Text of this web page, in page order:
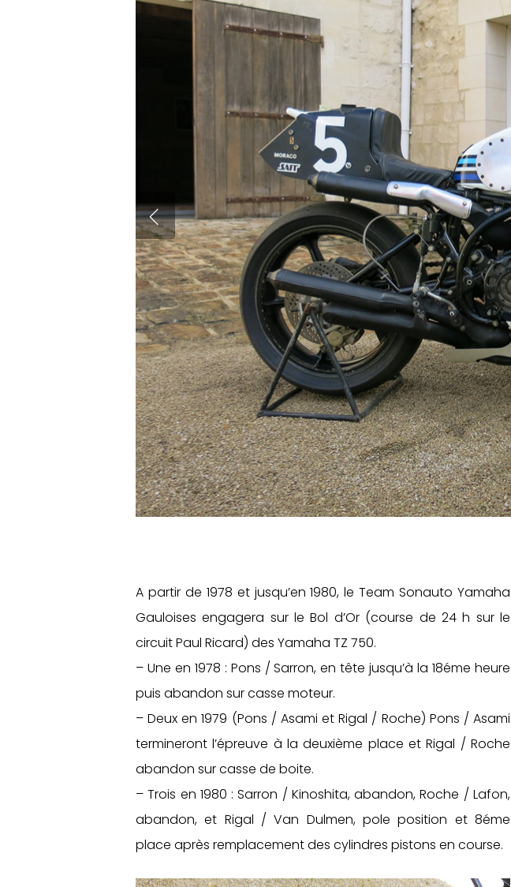
A partir de 1978 et jusqu’en 1980, le Team Sonauto Yamaha
Gauloises engagera sur le Bol d’Or (course de 24 h sur le
circuit Paul Ricard) des Yamaha TZ 750.
– Une en 1978 : Pons / Sarron, en tête jusqu’à la 18éme heure
puis abandon sur casse moteur.
– Deux en 1979 (Pons / Asami et Rigal / Roche) Pons / Asami
termineront l’épreuve à la deuxième place et Rigal / Roche
abandon sur casse de boite.
– Trois en 1980 : Sarron / Kinoshita, abandon, Roche / Lafon,
abandon, et Rigal / Van Dulmen, pole position et 8éme
place après remplacement des cylindres pistons en course.